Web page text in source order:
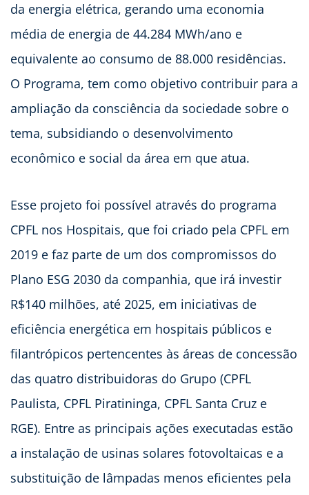
da energia elétrica, gerando uma economia
média de energia de 44.284 MWh/ano e
equivalente ao consumo de 88.000 residências.
O Programa, tem como objetivo contribuir para a
ampliação da consciência da sociedade sobre o
tema, subsidiando o desenvolvimento
econômico e social da área em que atua.
Esse projeto foi possível através do programa
CPFL nos Hospitais, que foi criado pela CPFL em
2019 e faz parte de um dos compromissos do
Plano ESG 2030 da companhia, que irá investir
R$140 milhões, até 2025, em iniciativas de
eficiência energética em hospitais públicos e
filantrópicos pertencentes às áreas de concessão
das quatro distribuidoras do Grupo (CPFL
Paulista, CPFL Piratininga, CPFL Santa Cruz e
RGE). Entre as principais ações executadas estão
a instalação de usinas solares fotovoltaicas e a
substituição de lâmpadas menos eficientes pela